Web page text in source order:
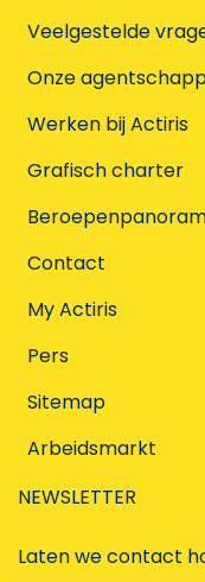
Veelgestelde
Onze
Werken bij Actiris
Grafisch charter
Contact
My Actiris
Pers
Sitemap
Arbeidsmarkt
NEWSLETTER
Laten we contact